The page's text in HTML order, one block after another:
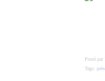
Posté
Tags: